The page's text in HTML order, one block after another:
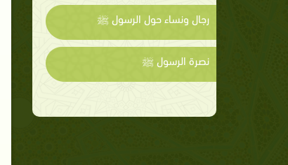
رجال ونساء حول الرسول ﷺ
نصرة الرسول ﷺ